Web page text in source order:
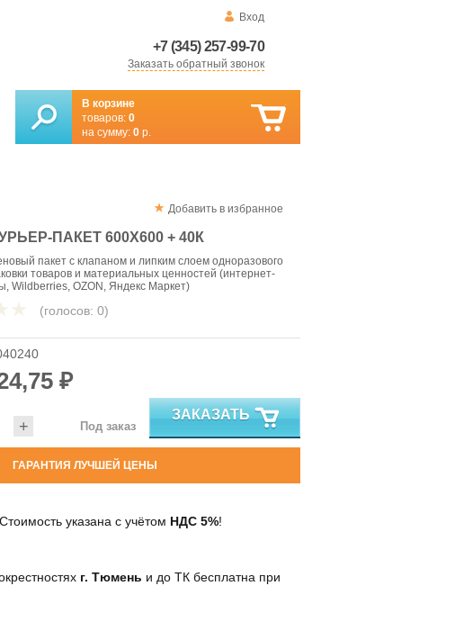
Вход
+7 (345) 257-99-70
Заказать обратный звонок
В корзине
товаров: 0
на сумму: 0 р.
Добавить в избранное
ПАКЕТ 600Х600 + 40К
пакет с клапаном и липким слоем одноразового
товаров и материальных ценностей (интернет-
Wildberries, OZON, Яндекс Маркет)
(голосов: 0)
₽
+ Под заказ
ЗАКАЗАТЬ
ГАРАНТИЯ ЛУЧШЕЙ ЦЕНЫ
указана с учётом НДС 5%!
г. Тюмень и до ТК бесплатна при